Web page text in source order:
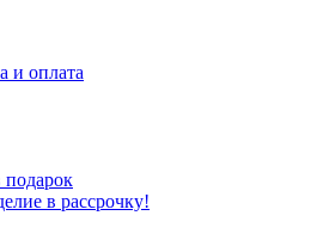
и оплата
подарок
в рассрочку!